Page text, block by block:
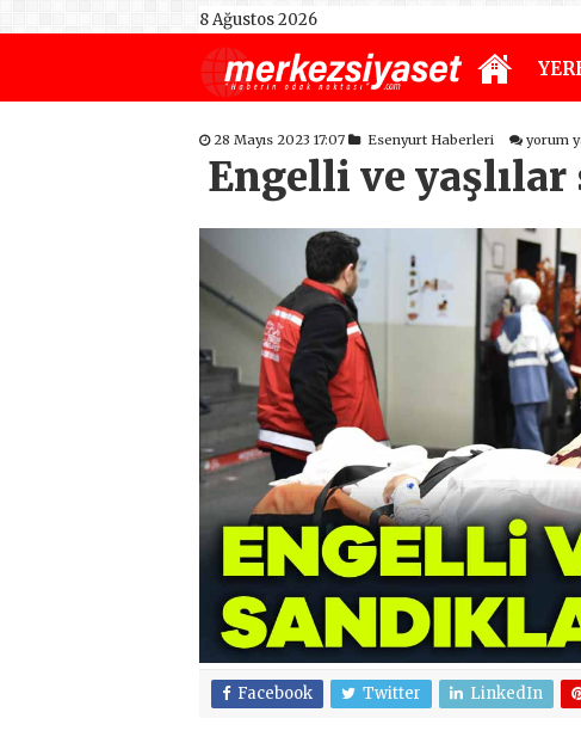
8 Ağustos 2026
28 Mayıs 2023 17:07 Esenyurt Haberleri yorum
Engelli ve yaşlılar
Facebook Twitter LinkedIn